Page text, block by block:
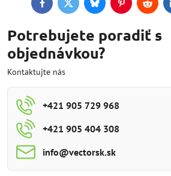
FacebookTwitterBlueskyPinterestReddit
Potrebujete poradiť s
objednávkou?
Kontaktujte nás
+421 905 729 968
+421 905 404 308
info​@vectorsk​.sk